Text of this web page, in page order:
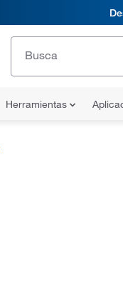
Herramientas